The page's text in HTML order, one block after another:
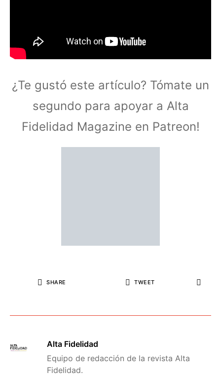
¿Te gustó este artículo? Tómate un
segundo para apoyar a Alta
Fidelidad Magazine en Patreon!
SHARE TWEET
Alta Fidelidad
Equipo de redacción de la revista Alta
Fidelidad.